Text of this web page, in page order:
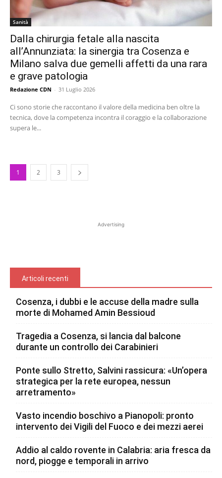
Sanità
Dalla chirurgia fetale alla nascita
all’Annunziata: la sinergia tra Cosenza e
Milano salva due gemelli affetti da una rara
e grave patologia
Redazione CDN - 31 Luglio 2026
Ci sono storie che raccontano il valore della medicina ben oltre la
tecnica, dove la competenza incontra il coraggio e la collaborazione
supera le...
1 2 3
Advertising
Articoli recenti
Cosenza, i dubbi e le accuse della madre sulla
morte di Mohamed Amin Bessioud
Tragedia a Cosenza, si lancia dal balcone
durante un controllo dei Carabinieri
Ponte sullo Stretto, Salvini rassicura: «Un’opera
strategica per la rete europea, nessun
arretramento»
Vasto incendio boschivo a Pianopoli: pronto
intervento dei Vigili del Fuoco e dei mezzi aerei
Addio al caldo rovente in Calabria: aria fresca da
nord, piogge e temporali in arrivo